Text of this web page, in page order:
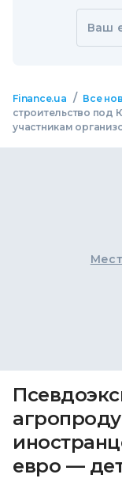
Ваш
Finance.ua / Все
строительство под
участникам
евро —